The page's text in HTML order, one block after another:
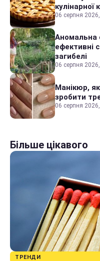
кулінарної
06 серпня
Аномальна
ефективні
загибелі
06 серпня
Манікюр,
зробити
06 серпня
Більше цікавого
ТРЕНДИ